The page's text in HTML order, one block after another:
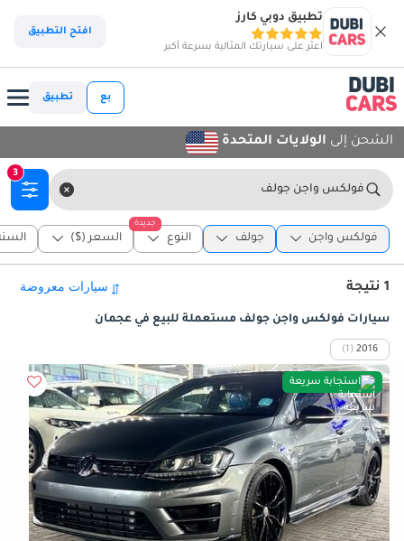
تطبيق دوبي كارز
اعثر على سيارتك المثالية بسرعة أكبر
افتح التطبيق
بع تطبيق
الشحن إلى الولايات المتحدة
فولكس واجن جولف
3
فولكس واجن جولف
جديدة
النوع السعر ($)
1 نتيجة
سيارات فولكس واجن جولف مستعملة للبيع في عجمان
2016
(1)
استجابة سريعة